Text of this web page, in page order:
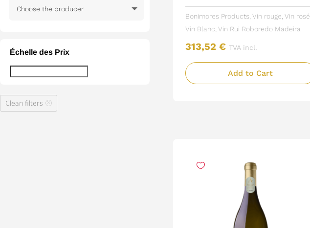
Échelle des Prix
Clean filters
Bonimores Products ,Vin rouge ,Vin rosé
Vin Blanc ,Vin Rui Roboredo Madeira
313,52€ TVA incl.
Add to Cart